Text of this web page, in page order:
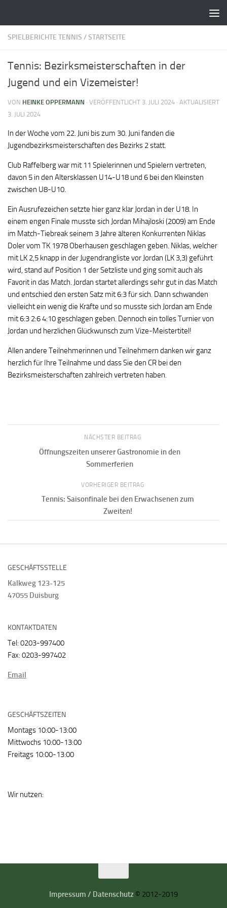
SPIELBERICHTE TENNIS /STARTSEITE
Tennis: Bezirksmeisterschaften in der
Jugend und ein Vizemeister!
VON HEINKE OPPERMANN · VERÖFFENTLICHT 3. JULI 2024 · AKTUALISIERT
3. JULI 2024
In der Woche vom 22. Juni bis zum 30. Juni fanden die
Jugendbezirksmeisterschaften des Bezirks 2 statt.
Club Raffelberg war mit 11 Spielerinnen und Spielern vertreten,
davon 5 in den Altersklassen U14-U18 und 6 bei den Kleinsten
zwischen U8-U10.
Ein Ausrufezeichen setzte hier ganz klar Jordan in der U18. In
einem engen Finale musste sich Jordan Mihajloski (2009) am Ende
im Match-Tiebreak seinem 3 Jahre älteren Konkurrenten Niklas
Doler vom TK 1978 Oberhausen geschlagen geben. Niklas, welcher
mit LK 2,5 knapp in der Jugendrangliste vor Jordan (LK 3,3) geführt
wird, stand auf Position 1 der Setzliste und ging somit auch als
Favorit in das Match. Jordan startet allerdings sehr gut in das Match
und entschied den ersten Satz mit 6:3 für sich. Dann schwanden
vielleicht ein wenig die Kräfte und so musste sich Jordan am Ende
mit 6:3 2:6 4:10 geschlagen geben. Dennoch ein tolles Turnier von
Jordan und herzlichen Glückwunsch zum Vize-Meistertitel!
Allen andere Teilnehmerinnen und Teilnehmern danken wir ganz
herzlich für Ihre Teilnahme und dass Sie den CR bei den
Bezirksmeisterschaften zahlreich vertreten haben.
NÄCHSTER BEITRAG
Öffnungszeiten unserer Gastronomie in den
Sommerferien
VORHERIGER BEITRAG
Tennis: Saisonfinale bei den Erwachsenen zum
Zweiten!
GESCHÄFTSSTELLE
Kalkweg 123-125
47055 Duisburg
KONTAKTDATEN
Tel: 0203-997400
Fax: 0203-997402
Email
GESCHÄFTSZEITEN
Montags 10:00-13:00
Mittwochs 10:00-13:00
Freitags 10:00-13:00
Wir nutzen:
Impressum / Datenschutz © 2012-2019